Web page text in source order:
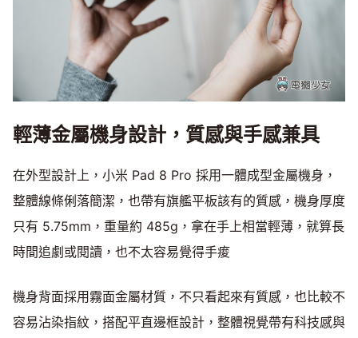
輕薄金屬機身設計，質感與手感兼具
在外型設計上，小米 Pad 8 Pro 採用一體成型金屬機身，
整體線條俐落簡潔，也帶有旗艦平板該有的質感，機身厚度
只有 5.75mm，重量約 485g，拿在手上相當輕薄，就算長
時間追劇或閱讀，也不太容易覺得手痠
機身背面採用霧面金屬材質，不只看起來有質感，也比較不
容易沾染指紋，搭配平直邊框設計，整體視覺帶有科技感與